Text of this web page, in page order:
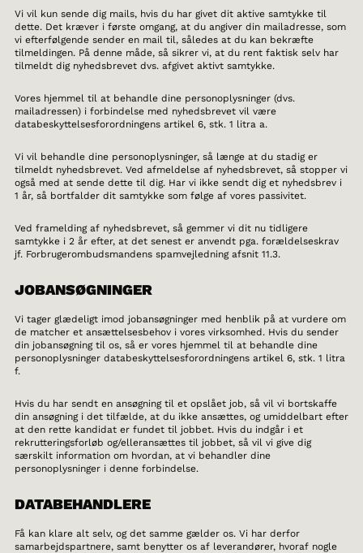
Vi vil kun sende dig mails, hvis du har givet dit aktive samtykke til
dette. Det kræver i første omgang, at du angiver din mailadresse, som
vi efterfølgende sender en mail til, således at du kan bekræfte
tilmeldingen. På denne måde, så sikrer vi, at du rent faktisk selv har
tilmeldt dig nyhedsbrevet dvs. afgivet aktivt samtykke.
Vores hjemmel til at behandle dine personoplysninger (dvs.
mailadressen) i forbindelse med nyhedsbrevet vil være
databeskyttelsesforordningens artikel 6, stk. 1 litra a.
Vi vil behandle dine personoplysninger, så længe at du stadig er
tilmeldt nyhedsbrevet. Ved afmeldelse af nyhedsbrevet, så stopper vi
også med at sende dette til dig. Har vi ikke sendt dig et nyhedsbrev i
1 år, så bortfalder dit samtykke som følge af vores passivitet.
Ved framelding af nyhedsbrevet, så gemmer vi dit nu tidligere
samtykke i 2 år efter, at det senest er anvendt pga. forældelseskrav
jf. Forbrugerombudsmandens spamvejledning afsnit 11.3.
JOBANSØGNINGER
Vi tager glædeligt imod jobansøgninger med henblik på at vurdere om
de matcher et ansættelsesbehov i vores virksomhed. Hvis du sender
din jobansøgning til os, så er vores hjemmel til at behandle dine
personoplysninger databeskyttelsesforordningens artikel 6, stk. 1 litra
f.
Hvis du har sendt en ansøgning til et opslået job, så vil vi bortskaffe
din ansøgning i det tilfælde, at du ikke ansættes, og umiddelbart efter
at den rette kandidat er fundet til jobbet. Hvis du indgår i et
rekrutteringsforløb og/elleransættes til jobbet, så vil vi give dig
særskilt information om hvordan, at vi behandler dine
personoplysninger i denne forbindelse.
DATABEHANDLERE
Få kan klare alt selv, og det samme gælder os. Vi har derfor
samarbejdspartnere, samt benytter os af leverandører, hvoraf nogle